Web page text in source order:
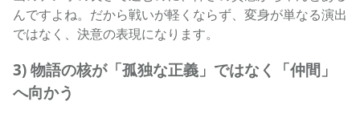
んですよね。だから戦いが軽くならず、変身が単なる演出
ではなく、決意の表現になります。
3) 物語の核が「孤独な正義」ではなく「仲間」
へ向かう